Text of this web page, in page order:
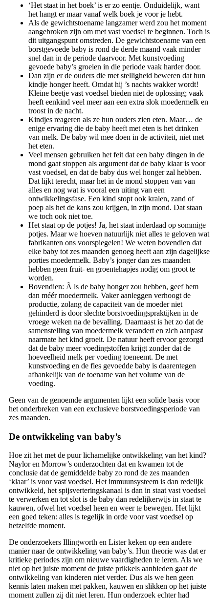
‘Het staat in het boek’ is er zo eentje. Onduidelijk, want
het hangt er maar vanaf welk boek je voor je hebt.
Als de gewichtstoename langzamer werd zou het moment
aangebroken zijn om met vast voedsel te beginnen. Toch is
dit uitgangspunt omstreden. De gewichtstoename van een
borstgevoede baby is rond de derde maand vaak minder
snel dan in de periode daarvoor. Met kunstvoeding
gevoede baby’s groeien in die periode vaak harder door.
Dan zijn er de ouders die met stelligheid beweren dat hun
kindje honger heeft. Omdat hij ’s nachts wakker wordt!
Kleine beetje vast voedsel bieden niet de oplossing; vaak
heeft eenkind veel meer aan een extra slok moedermelk en
troost in de nacht.
Kindjes reageren als ze hun ouders zien eten. Maar… de
enige ervaring die de baby heeft met eten is het drinken
van melk. De baby wil mee doen in de activiteit, niet met
het eten.
Veel mensen gebruiken het feit dat een baby dingen in de
mond gaat stoppen als argument dat de baby klaar is voor
vast voedsel, en dat de baby dus wel honger zal hebben.
Dat lijkt terecht, maar het in de mond stoppen van van
alles en nog wat is vooral een uiting van een
ontwikkelingsfase. Een kind stopt ook kralen, zand of
poep als het de kans zou krijgen, in zijn mond. Dat staan
we toch ook niet toe.
Het staat op de potjes! Ja, het staat inderdaad op sommige
potjes. Maar we hoeven natuurlijk niet alles te geloven wat
fabrikanten ons voorspiegelen! We weten bovendien dat
elke baby tot zes maanden genoeg heeft aan zijn dagelijkse
porties moedermelk. Baby’s jonger dan zes maanden
hebben geen fruit- en groentehapjes nodig om groot te
worden.
Bovendien: Ã ls de baby honger zou hebben, geef hem
dan méér moedermelk. Vaker aanleggen verhoogt de
productie, zolang de capaciteit van de moeder niet
gehinderd is door slechte borstvoedingspraktijken in de
vroege weken na de bevalling. Daarnaast is het zo dat de
samenstelling van moedermelk verandert en zich aanpast
naarmate het kind groeit. De natuur heeft ervoor gezorgd
dat de baby meer voedingstoffen krijgt zonder dat de
hoeveelheid melk per voeding toeneemt. De met
kunstvoeding en de fles gevoedde baby is daarentegen
afhankelijk van de toename van het volume van de
voeding.
Geen van de genoemde argumenten lijkt een solide basis voor
het onderbreken van een exclusieve borstvoedingsperiode van
zes maanden.
De ontwikkeling van baby’s
Hoe zit het met de puur lichamelijke ontwikkeling van het kind?
Naylor en Morrow’s onderzochten dat en kwamen tot de
conclusie dat de gemiddelde baby zo rond de zes maanden
‘klaar’ is voor vast voedsel. Het immuunsysteem is dan redelijk
ontwikkeld, het spijsverteringskanaal is dan in staat vast voedsel
te verwerken en tot slot is de baby dan redelijkerwijs in staat te
kauwen, ofwel het voedsel heen en weer te bewegen. Het lijkt
een goed teken: alles is tegelijk in orde voor vast voedsel op
hetzelfde moment.
De onderzoekers Illingworth en Lister keken op een andere
manier naar de ontwikkeling van baby’s. Hun theorie was dat er
kritieke periodes zijn om nieuwe vaardigheden te leren. Als we
niet op het juiste moment de juiste prikkels aanbieden gaat de
ontwikkeling van kinderen niet verder. Dus als we hen geen
kennis laten maken met pakken, kauwen en slikken op het juiste
moment zullen zij dit niet leren. Hun onderzoek echter had